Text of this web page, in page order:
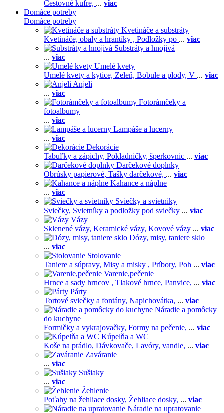
Cestovné kufre, ... viac
Domáce potreby
Domáce potreby
Kvetináče a substráty
Kvetináče, obaly a hrantíky , Podložky po ... viac
Substráty a hnojivá
... viac
Umelé kvety
Umelé kvety a kytice, Zeleň, Bobule a plody, V ... viac
Anjeli
... viac
Fotorámčeky a
fotoalbumy
... viac
Lampáše a lucerny
... viac
Dekorácie
Tabuľky a zápichy, Pokladničky, šperkovnic ... viac
Darčekové doplnky
Obrúsky papierové, Tašky darčekové, ... viac
Kahance a náplne
... viac
Sviečky a svietniky
Sviečky, Svietníky a podložky pod sviečky ... viac
Vázy
Sklenené vázy, Keramické vázy, Kovové vázy ... viac
Dózy, misy, taniere sklo
... viac
Stolovanie
Taniere a súpravy, Misy a misky , Príbory, Poh ... viac
Varenie,pečenie
Hrnce a sady hrncov , Tlakové hrnce, Panvice, ... viac
Párty
Tortové sviečky a fontány, Napichovátka, ... viac
Náradie a pomôcky
do kuchyne
Formičky a vykrajovačky, Formy na pečenie, ... viac
Kúpelňa a WC
Koše na prádlo, Dávkovače, Lavóry, vandle, ... viac
Zaváranie
... viac
Sušiaky
... viac
Žehlenie
Poťahy na žehliace dosky, Žehliace dosky, ... viac
Náradie na upratovanie